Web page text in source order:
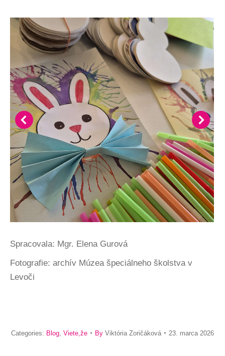
Spracovala: Mgr. Elena Gurová
Fotografie: archív Múzea špeciálneho školstva v
Levoči
Categories: Blog Viete,že By Viktória Zoričáková 23. marca 2026